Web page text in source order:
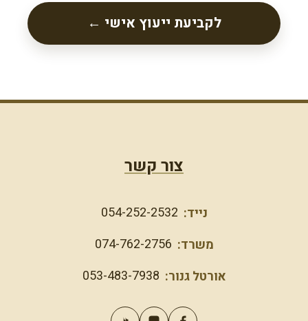
קו לסת וסנטר
טיפול בשקעי עיניים
מיצוק זרועות
מיצוק ושיפור מרקם הדקולטה
לקביעת ייעוץ אישי ←
צור קשר
נייד: 054-252-2532
משרד: 074-762-2756
אורטל גנור: 053-483-7938